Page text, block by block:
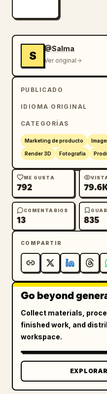
S
@Salma
Ver original
PUBLICADO
IDIOMA ORIGINAL
CATEGORÍAS
Marketing de producto
Render 3D Fotografía
ME GUSTA
792
COMENTARIOS
13 835
COMPARTIR
Go beyond
Collect materials,
finished work, and
workspace.